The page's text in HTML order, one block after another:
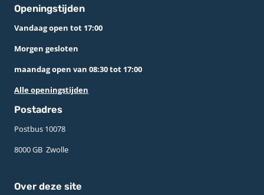
Openingstijden
Vandaag open tot 17:00
Morgen gesloten
maandag open van 08:30 tot 17:00
Alle openingstijden
Postadres
Postbus 10078 ­
8000 GB ­ Zwolle
Over deze site